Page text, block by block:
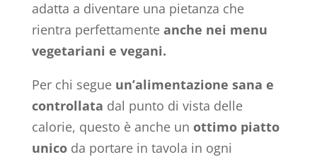
adatta a diventare una pietanza che
rientra perfettamente anche nei menu
vegetariani e vegani.
Per chi segue un’alimentazione sana e
controllata dal punto di vista delle
calorie, questo è anche un ottimo piatto
unicoda portare in tavola in ogni